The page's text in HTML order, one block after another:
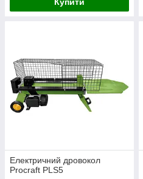
Електричний дровокол
Procraft PLS5